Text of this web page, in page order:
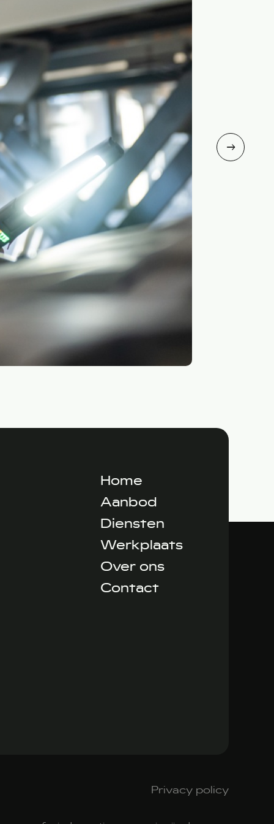
Home
Aanbod
Diensten
Werkplaats
Over ons
Contact
Privacy policy